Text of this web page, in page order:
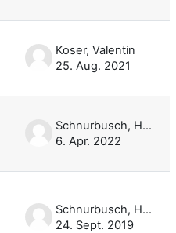
Koser, Valentin
25. Aug. 2021
Schnurbusch, Harald
6. Apr. 2022
Schnurbusch, Harald
24. Sept. 2019